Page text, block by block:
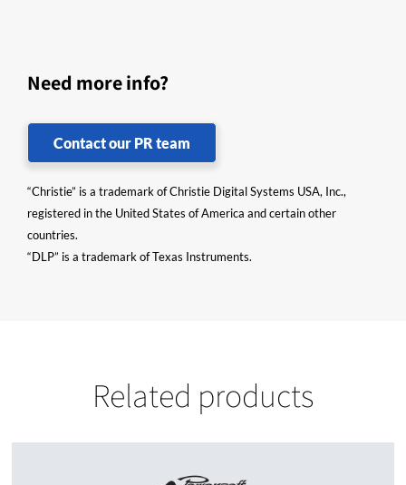
Need more info?
Contact our PR team
“Christie” is a trademark of Christie Digital Systems USA, Inc.,
registered in the United States of America and certain other
countries.
“DLP” is a trademark of Texas Instruments.
Related products